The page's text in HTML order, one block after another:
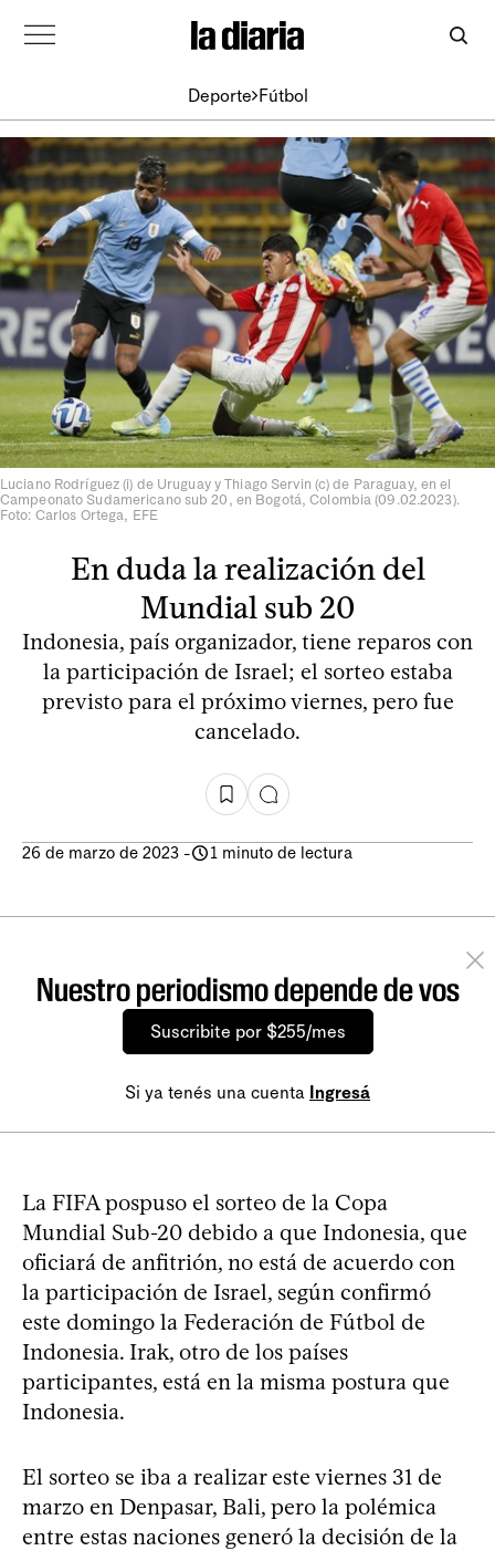
Deporte Fútbol
Luciano Rodríguez (i) de Uruguay y Thiago Servin (c) de Paraguay, en el
Campeonato Sudamericano sub 20, en Bogotá, Colombia (09.02.2023).
Foto: Carlos Ortega, EFE
En duda la realización del
Mundial sub 20
Indonesia, país organizador, tiene reparos con
la participación de Israel; el sorteo estaba
previsto para el próximo viernes, pero fue
cancelado.
26 de marzo de 2023 - 1 minuto de lectura
Nuestro periodismo depende de vos
Suscribite por $255/mes
Si ya tenés una cuenta Ingresá
La FIFA pospuso el sorteo de la Copa
Mundial Sub-20 debido a que Indonesia, que
oficiará de anfitrión, no está de acuerdo con
la participación de Israel, según confirmó
este domingo la Federación de Fútbol de
Indonesia. Irak, otro de los países
participantes, está en la misma postura que
Indonesia.
El sorteo se iba a realizar este viernes 31 de
marzo en Denpasar, Bali, pero la polémica
entre estas naciones generó la decisión de la